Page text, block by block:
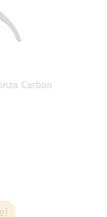
Carbon